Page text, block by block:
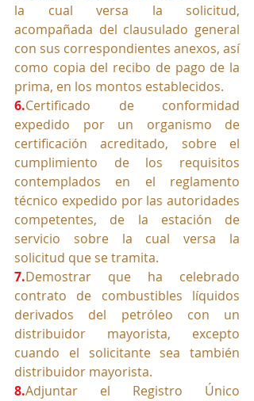
la cual versa la solicitud,
acompañada del clausulado general
con sus correspondientes anexos, así
como copia del recibo de pago de la
prima, en los montos establecidos.
6.Certificado de conformidad
expedido por un organismo de
certificación acreditado, sobre el
cumplimiento de los requisitos
contemplados en el reglamento
técnico expedido por las autoridades
competentes, de la estación de
servicio sobre la cual versa la
solicitud que se tramita.
7.Demostrar que ha celebrado
contrato de combustibles líquidos
derivados del petróleo con un
distribuidor mayorista, excepto
cuando el solicitante sea también
distribuidor mayorista.
8.Adjuntar el Registro Único